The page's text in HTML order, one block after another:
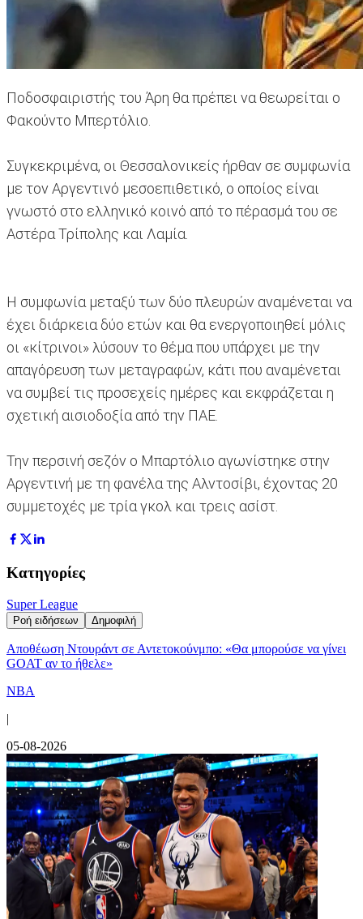
Ποδοσφαιριστής του Άρη θα πρέπει να θεωρείται ο
Φακούντο Μπερτόλιο.
Συγκεκριμένα, οι Θεσσαλονικείς ήρθαν σε συμφωνία
με τον Αργεντινό μεσοεπιθετικό, ο οποίος είναι
γνωστό στο ελληνικό κοινό από το πέρασμά του σε
Αστέρα Τρίπολης και Λαμία.
Η συμφωνία μεταξύ των δύο πλευρών αναμένεται να
έχει διάρκεια δύο ετών και θα ενεργοποιηθεί μόλις
οι «κίτρινοι» λύσουν το θέμα που υπάρχει με την
απαγόρευση των μεταγραφών, κάτι που αναμένεται
να συμβεί τις προσεχείς ημέρες και εκφράζεται η
σχετική αισιοδοξία από την ΠΑΕ.
Την περσινή σεζόν ο Μπαρτόλιο αγωνίστηκε στην
Αργεντινή με τη φανέλα της Αλντοσίβι, έχοντας 20
συμμετοχές με τρία γκολ και τρεις ασίστ.
Κατηγορίες
Super League
Ροή ειδήσεων Δημοφιλή
Αποθέωση Ντουράντ σε Αντετοκούνμπο: «Θα μπορούσε να γίνει
GOAT αν το ήθελε»
NBA
|
05-08-2026